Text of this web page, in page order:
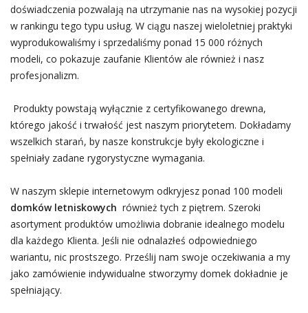
doświadczenia pozwalają na utrzymanie nas na wysokiej pozycji
w rankingu tego typu usług. W ciągu naszej wieloletniej praktyki
wyprodukowaliśmy i sprzedaliśmy ponad 15 000 różnych
modeli, co pokazuje zaufanie Klientów ale również i nasz
profesjonalizm.
Produkty powstają wyłącznie z certyfikowanego drewna,
którego jakość i trwałość jest naszym priorytetem. Dokładamy
wszelkich starań, by nasze konstrukcje były ekologiczne i
spełniały zadane rygorystyczne wymagania.
W naszym sklepie internetowym odkryjesz ponad 100 modeli
domków letniskowych również tych z piętrem. Szeroki
asortyment produktów umożliwia dobranie idealnego modelu
dla każdego Klienta. Jeśli nie odnalazłeś odpowiedniego
wariantu, nic prostszego. Prześlij nam swoje oczekiwania a my
jako zamówienie indywidualne stworzymy domek dokładnie je
spełniający.